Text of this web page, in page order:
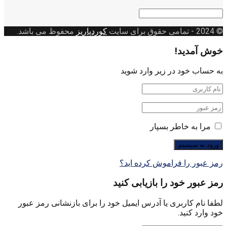
دسته
© 2024
- تمامی حقوق برای سایت کوردپاریز محفوظ می باشد.
خوش آمدید!
به حساب خود در زیر وارد شوید
مرا به خاطر بسپار
رمز عبور را فراموش کرده اید؟
رمز عبور خود را بازیابی کنید
لطفا نام کاربری یا آدرس ایمیل خود را برای بازنشانی رمز عبور
خود وارد کنید.